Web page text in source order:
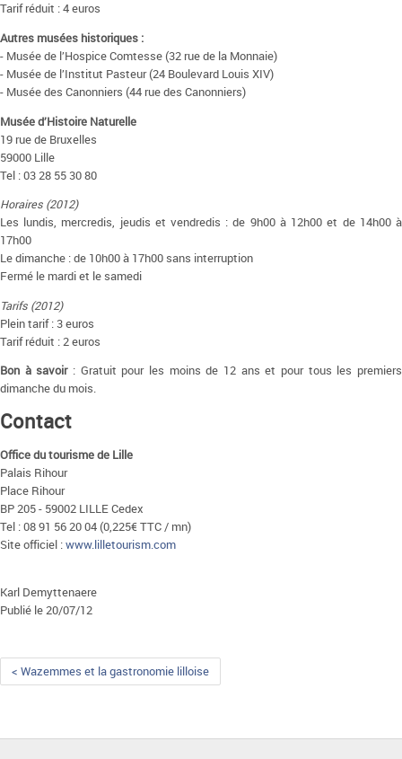
Tarif réduit : 4 euros
Autres musées historiques :
- Musée de l’Hospice Comtesse (32 rue de la Monnaie)
- Musée de l’Institut Pasteur (24 Boulevard Louis XIV)
- Musée des Canonniers (44 rue des Canonniers)
Musée d’Histoire Naturelle
19 rue de Bruxelles
59000 Lille
Tel : 03 28 55 30 80
Horaires (2012)
Les lundis, mercredis, jeudis et vendredis : de 9h00 à 12h00 et de 14h00 à
17h00
Le dimanche : de 10h00 à 17h00 sans interruption
Fermé le mardi et le samedi
Tarifs (2012)
Plein tarif : 3 euros
Tarif réduit : 2 euros
Bon à savoir: Gratuit pour les moins de 12 ans et pour tous les premiers
dimanche du mois.
Contact
Office du tourisme de Lille
Palais Rihour
Place Rihour
BP 205 - 59002 LILLE Cedex
Tel : 08 91 56 20 04 (0,225€ TTC / mn)
Site officiel :www.lilletourism.com
Karl Demyttenaere
Publié le 20/07/12
< Wazemmes et la gastronomie lilloise